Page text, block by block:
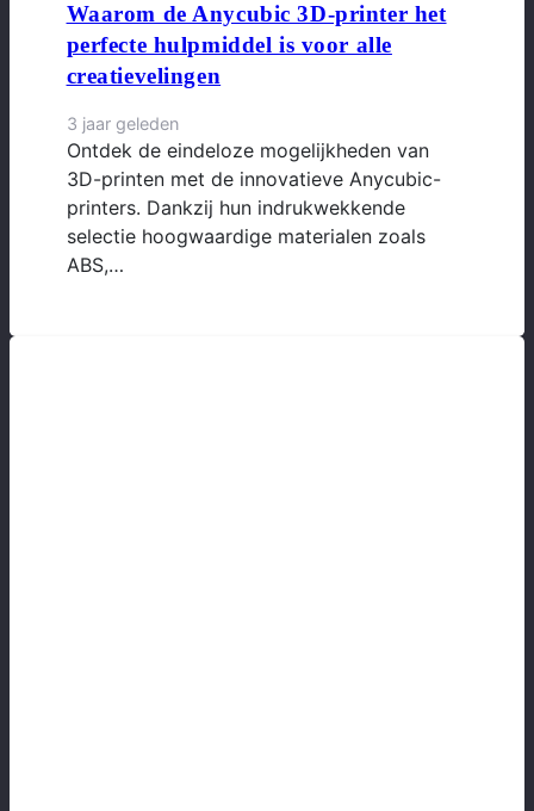
Waarom de Anycubic 3D-printer het
perfecte hulpmiddel is voor alle
creatievelingen
3 jaar geleden
Ontdek de eindeloze mogelijkheden van
3D-printen met de innovatieve Anycubic-
printers. Dankzij hun indrukwekkende
selectie hoogwaardige materialen zoals
ABS,…